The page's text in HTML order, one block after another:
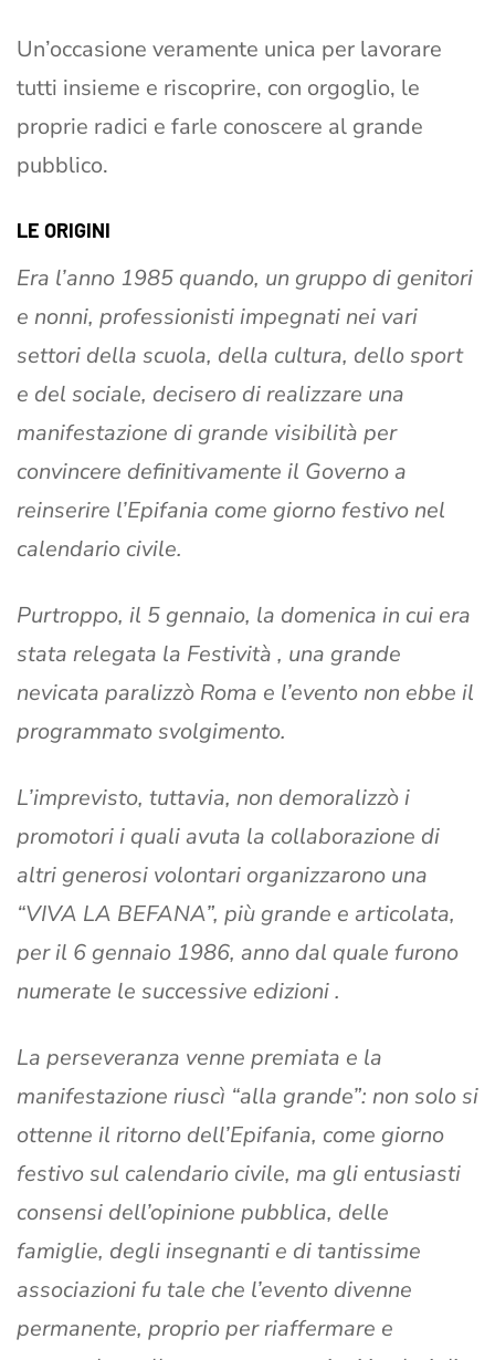
Un’occasione veramente unica per lavorare
tutti insieme e riscoprire, con orgoglio, le
proprie radici e farle conoscere al grande
pubblico.
LE ORIGINI
Era l’anno 1985 quando, un gruppo di genitori
e nonni, professionisti impegnati nei vari
settori della scuola, della cultura, dello sport
e del sociale, decisero di realizzare una
manifestazione di grande visibilità per
convincere definitivamente il Governo a
reinserire l’Epifania come giorno festivo nel
calendario civile.
Purtroppo, il 5 gennaio, la domenica in cui era
stata relegata la Festività , una grande
nevicata paralizzò Roma e l’evento non ebbe il
programmato svolgimento.
L’imprevisto, tuttavia, non demoralizzò i
promotori i quali avuta la collaborazione di
altri generosi volontari organizzarono una
“VIVA LA BEFANA”, più grande e articolata,
per il 6 gennaio 1986, anno dal quale furono
numerate le successive edizioni .
La perseveranza venne premiata e la
manifestazione riuscì “alla grande”: non solo si
ottenne il ritorno dell’Epifania, come giorno
festivo sul calendario civile, ma gli entusiasti
consensi dell’opinione pubblica, delle
famiglie, degli insegnanti e di tantissime
associazioni fu tale che l’evento divenne
permanente, proprio per riaffermare e